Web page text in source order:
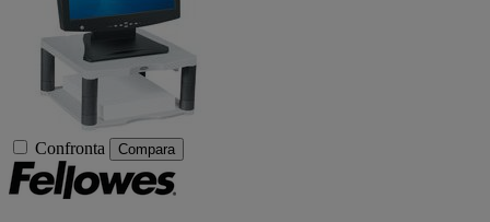
Confronta Compara